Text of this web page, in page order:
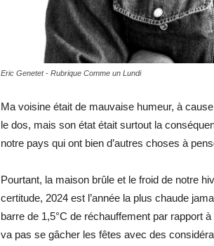
Eric Genetet - Rubrique Comme un Lundi
Ma voisine était de mauvaise humeur, à
le dos, mais son état était surtout la
notre pays qui ont bien d’autres choses à
Pourtant, la maison brûle et le froid de notre
certitude, 2024 est l’année la plus chaude
barre de 1,5°C de réchauffement par rapport
va pas se gâcher les fêtes avec des